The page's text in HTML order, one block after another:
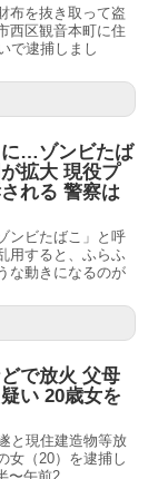
布を抜き取って盗
西区観音本町に住
で逮捕しまし
に…ゾンビたば
拡大 現役プ
れる 警察は
ンビたばこ」と呼
用すると、ふらふ
な動きになるのが
で放火 父母
い 20歳女を
と現住建造物等放
女（20）を逮捕し